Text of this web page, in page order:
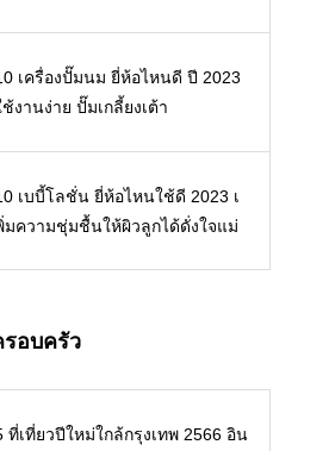
เครื่องปั๊มนม ยี่ห้อไหนดี ปี 2023
ช้งานง่าย ปั๊มเกลี้ยงเต้า
เบบี้โลชั่น ยี่ห้อไหนใช้ดี 2023 เ
มความชุ่มชื้นให้ผิวลูกได้ดั่งใจแม่
รอบครัว
ที่เที่ยวปีใหม่ใกล้กรุงเทพ 2566 อิน